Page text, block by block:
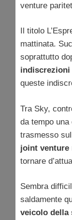
venture
Il titolo
mattinata.
soprattutto
queste
Tra Sky,
da tempo
trasmesso
joint venture
tornare
Sembra
saldamente
veicolo della